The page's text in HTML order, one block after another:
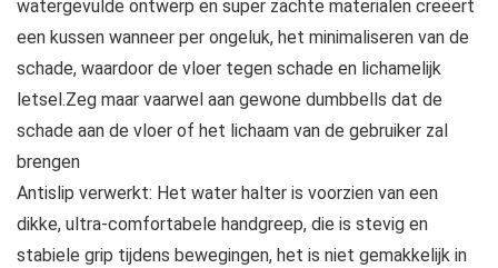
watergevulde ontwerp en super zachte materialen creëert
een kussen wanneer per ongeluk, het minimaliseren van de
schade, waardoor de vloer tegen schade en lichamelijk
letsel.Zeg maar vaarwel aan gewone dumbbells dat de
schade aan de vloer of het lichaam van de gebruiker zal
brengen
Antislip verwerkt: Het water halter is voorzien van een
dikke, ultra-comfortabele handgreep, die is stevig en
stabiele grip tijdens bewegingen, het is niet gemakkelijk in